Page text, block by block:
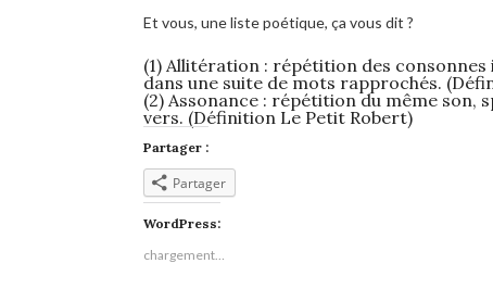
Et vous, une liste poétique, ça vous dit ?
(1) Allitération : répétition des
dans une suite de mots rapprochés.
(2) Assonance : répétition du même son,
vers. (Définition Le Petit Robert)
Partager :
Partager
WordPress:
chargement…